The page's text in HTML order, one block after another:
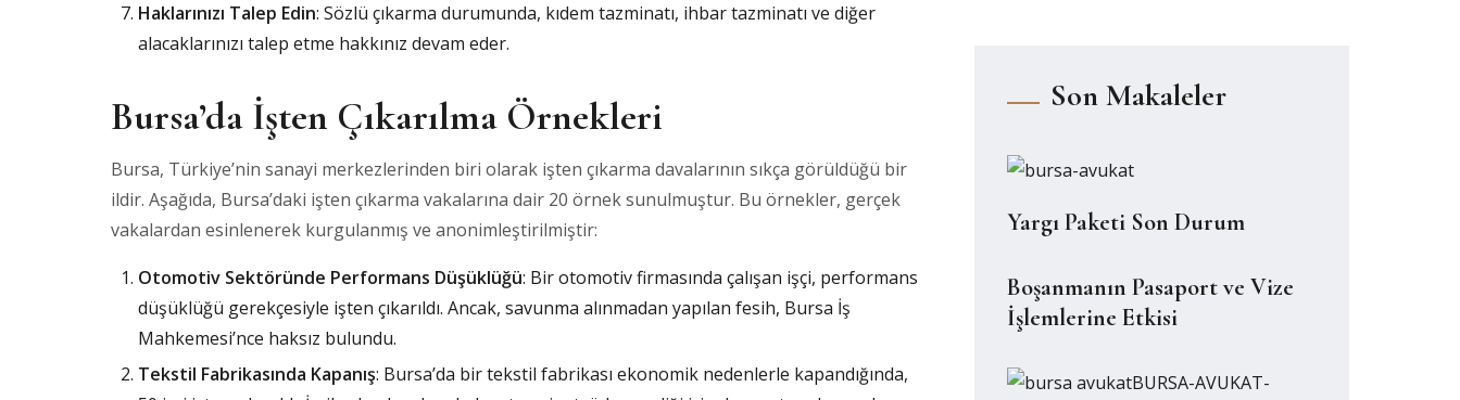
Haklarınızı Talep Edin: Sözlü çıkarma durumunda, kıdem tazminatı, ihbar tazminatı ve diğer
alacaklarınızı talep etme hakkınız devam eder.
Bursa’da İşten Çıkarılma Örnekleri
Bursa, Türkiye’nin sanayi merkezlerinden biri olarak işten çıkarma davalarının sıkça görüldüğü bir
ildir. Aşağıda, Bursa’daki işten çıkarma vakalarına dair 20 örnek sunulmuştur. Bu örnekler, gerçek
vakalardan esinlenerek kurgulanmış ve anonimleştirilmiştir:
Otomotiv Sektöründe Performans Düşüklüğü: Bir otomotiv firmasında çalışan işçi, performans
düşüklüğü gerekçesiyle işten çıkarıldı. Ancak, savunma alınmadan yapılan fesih, Bursa İş
Mahkemesi’nce haksız bulundu.
Tekstil Fabrikasında Kapanış: Bursa’da bir tekstil fabrikası ekonomik nedenlerle kapandığında,
Son Makaleler
Yargı Paketi Son Durum
Boşanmanın Pasaport ve Vize
İşlemlerine Etkisi